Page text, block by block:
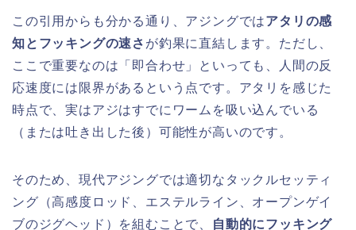
この引用からも分かる通り、アジングではアタリの感
知とフッキングの速さ が釣果に直結します。ただし、
ここで重要なのは「即合わせ」といっても、人間の反
応速度には限界があるという点です。アタリを感じた
時点で、実はアジはすでにワームを吸い込んでいる
（または吐き出した後）可能性が高いのです。
そのため、現代アジングでは適切なタックルセッティ
ング（高感度ロッド、エステルライン、オープンゲイ
ブのジグヘッド）を組むことで、
自動的にフッキング